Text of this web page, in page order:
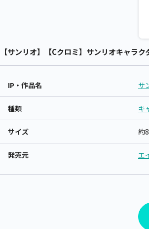
【サンリオ】【Cクロミ】サンリオキャラ
IP・作品名 サ
種類 キ
サイズ 約
発売元 エ